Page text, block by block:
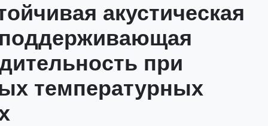
акустическая
при
температурных